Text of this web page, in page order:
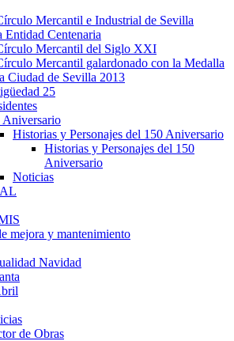
Mercantil e Industrial de Sevilla
Entidad Centenaria
Mercantil del Siglo XXI
Mercantil galardonado con la Medalla
Ciudad de Sevilla 2013
25
Aniversario
Historias y Personajes del 150 Aniversario
Historias y Personajes del 150
Aniversario
Noticias
mejora y mantenimiento
Navidad
de Obras